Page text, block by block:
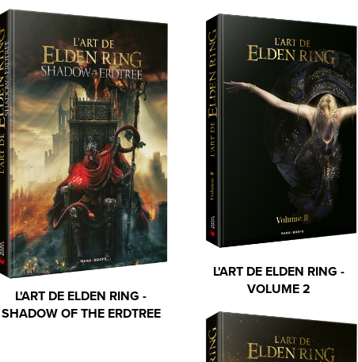
L'ART DE ELDEN RING -
SHADOW OF THE ERDTREE
L'ART DE ELDEN RING -
VOLUME 2